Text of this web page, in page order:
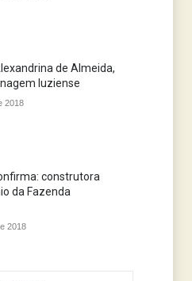
de Almeida,
luziense
2018
construtora
da Fazenda
2018